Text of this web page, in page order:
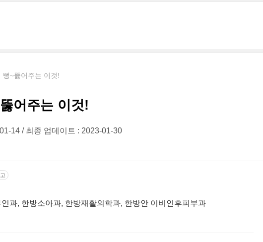
뻥~뚫어주는 이것!
어주는 이것!
14 최종 업데이트 : 2023-01-30
과, 한방소아과, 한방재활의학과, 한방안 이비인후피부과